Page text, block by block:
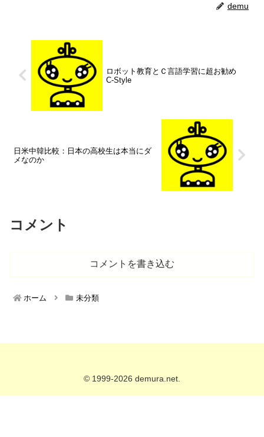
demu
ロボット教育とＣ言語学習に超お勧め
C-Style
日米中韓比較：日本の高校生は本当にダ
メなのか
コメント
コメントを書き込む
ホーム 未分類
© 1999-2026 demura.net.